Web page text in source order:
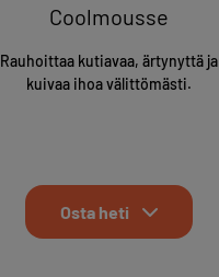
Coolmousse
Rauhoittaa kutiavaa, ärtynyttä ja
kuivaa ihoa välittömästi.
Osta heti